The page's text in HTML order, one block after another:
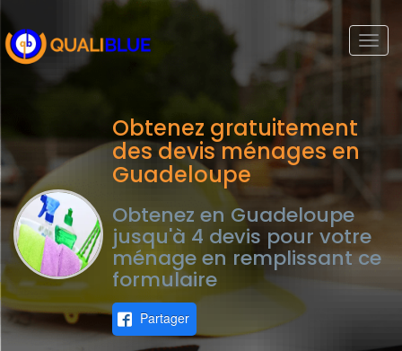
Obtenez gratuitement
des devis ménages en
Guadeloupe
Obtenez en Guadeloupe
jusqu'à 4 devis pour votre
ménage en remplissant ce
formulaire
Partager